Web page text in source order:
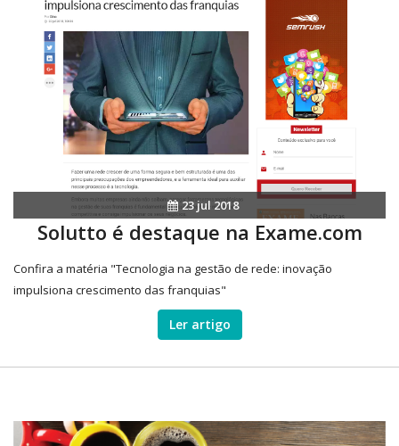
23 jul 2018
Solutto é destaque na Exame.com
Confira a matéria "Tecnologia na gestão de rede: inovação
impulsiona crescimento das franquias"
Ler artigo